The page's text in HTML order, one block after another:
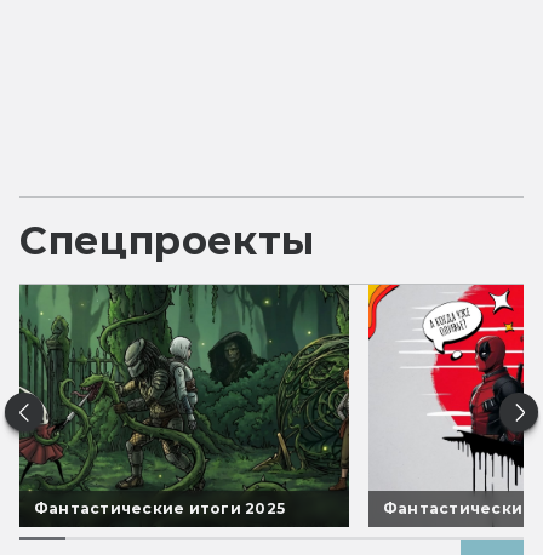
Спецпроекты
Фантастические итоги 2025 Фантастические